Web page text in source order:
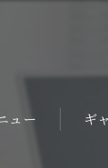
ュー ギ